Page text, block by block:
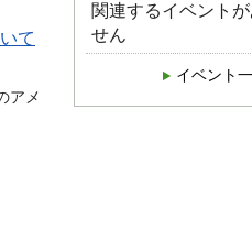
関連するイベントが
せん
イベント
て
アメ